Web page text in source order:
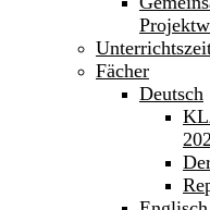
Fächer
Deutsch